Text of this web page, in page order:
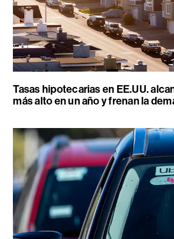
Tasas hipotecarias en EE.UU.
más alto en un año y frenan la